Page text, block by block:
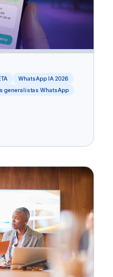
WhatsApp IA 2026
generalistas WhatsApp